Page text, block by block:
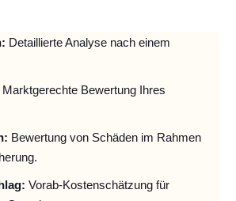
Detaillierte Analyse nach einem
Marktgerechte Bewertung Ihres
Bewertung von Schäden im Rahmen
Vorab-Kostenschätzung für